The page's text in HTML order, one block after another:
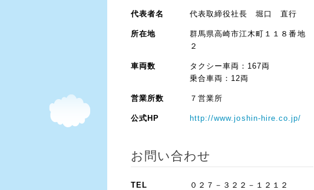
代表者名 代表取締役社長 堀口 直行
所在地
群馬県高崎市江木町１１８番地
２
車両数
タクシー車両：167両
乗合車両：12両
営業所数 ７営業所
公式HP http://www.joshin-hire.co.jp/
お問い合わせ
TEL ０２７－３２２－１２１２